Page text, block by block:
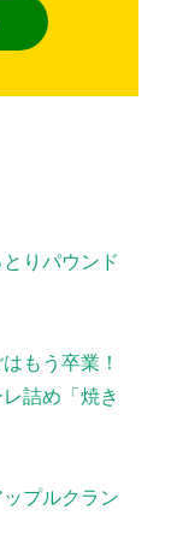
りパウンド
もう卒業！
詰め「焼き
プルクラン